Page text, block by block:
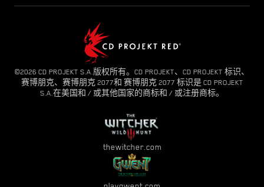
©2026 CD PROJEKT S.A.版权所有。CD PROJEKT、CD PROJEKT 标识、
赛博朋克、赛博朋克 2077和 赛博朋克 2077 标识是 CD PROJEKT
S.A.在美国和 / 或其他国家的商标和 / 或注册商标。
thewitcher.com